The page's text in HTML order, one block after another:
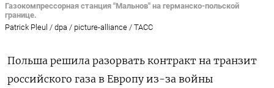
Газокомпрессорная станция "Мальнов" на германско-польской
границе.
Patrick Pleul / dpa / picture-alliance / ТАСС
Польша решила разорвать контракт на транзит
российского газа в Европу из-за войны